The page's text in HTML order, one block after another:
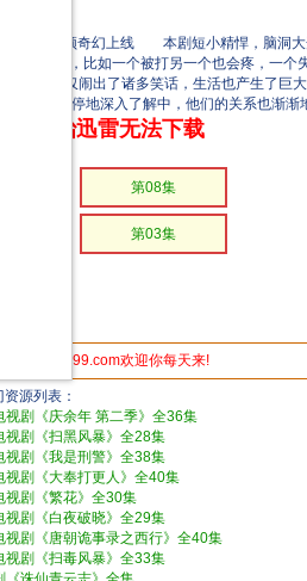
腾讯视频奇幻上线 本剧短小精悍，脑洞大
种感觉，比如一个被打另一个也会疼，一个
，不仅闹出了诸多笑话，生活也产生了巨
对对方不停地深入了解中，他们的关系也渐
放 专治迅雷无法下载
第08集
第03集
欢迎你每天来!
源列表：
视剧《庆余年 第二季》全36集
视剧《扫黑风暴》全28集
视剧《我是刑警》全38集
视剧《大奉打更人》全40集
视剧《繁花》全30集
视剧《白夜破晓》全29集
视剧《唐朝诡事录之西行》全40集
视剧《扫毒风暴》全33集